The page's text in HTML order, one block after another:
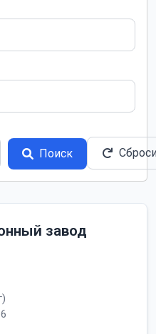
Поиск
завод